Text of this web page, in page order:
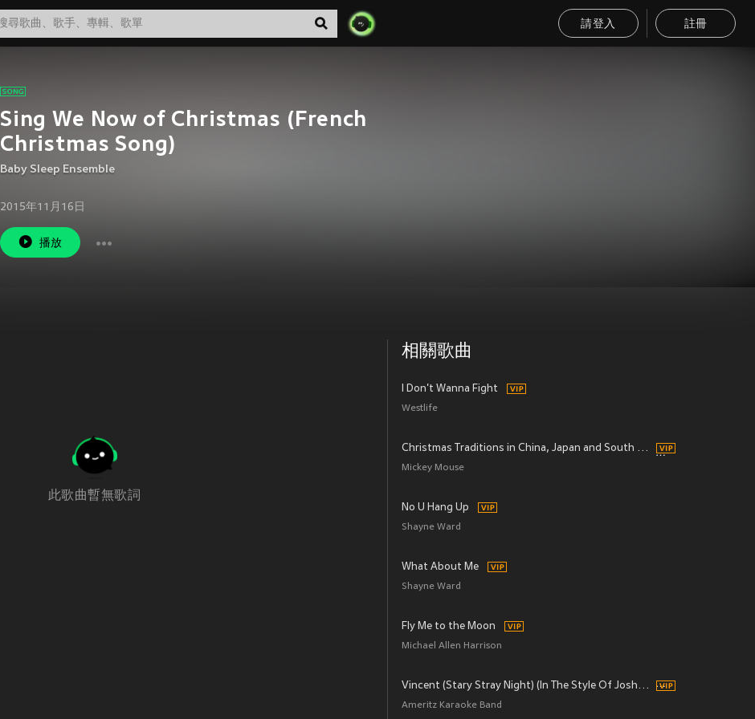
請登入 註冊
Sing We Now of Christmas (French
Christmas Song)
Baby Sleep Ensemble
2015年11月16日
播放
此歌曲暫無歌詞
相關歌曲
I Don't Wanna Fight
Westlife
Christmas Traditions in China, Japan and South America
Mickey Mouse
No U Hang Up
Shayne Ward
What About Me
Shayne Ward
Fly Me to the Moon
Michael Allen Harrison
Vincent (Stary Stray Night) (In The Style Of Josh Groban)
Ameritz Karaoke Band